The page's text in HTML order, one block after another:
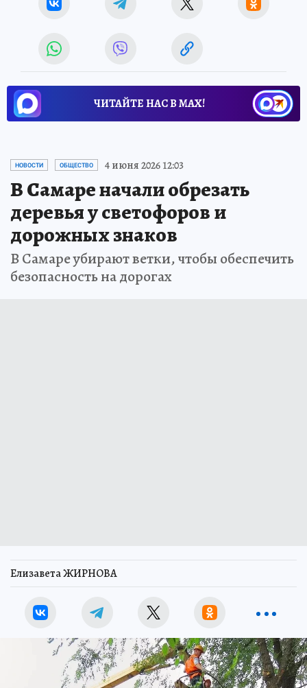
ЧИТАЙТЕ НАС В МАХ!
НОВОСТИ ОБЩЕСТВО 4 июня 2026 12:03
В Самаре начали обрезать
деревья у светофоров и
дорожных знаков
В Самаре убирают ветки, чтобы обеспечить
безопасность на дорогах
Елизавета ЖИРНОВА